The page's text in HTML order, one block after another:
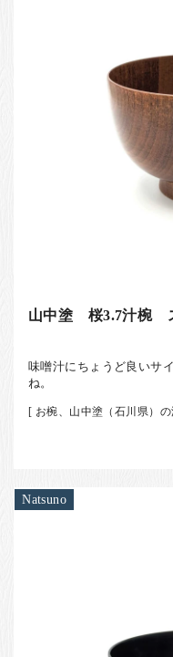
山中塗 桜3.7汁椀
味噌汁にちょうど良いサ
ね。
[ お椀、山中塗（石川県）の
Natsuno